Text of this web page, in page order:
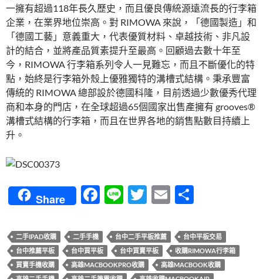
一擁有超過118年長久歷史，而且優良傳統源遠流長的行李箱
企業，在業界地位崇高。對 RIMOWA 來說，「德國製造」和
「德國工藝」意義重大，代表優質材料、卓越技術、非凡設
計的結合，並將產品質素提升至最高。回顧過去數十年至
今，RIMOWA 行李箱系列令人一見難忘，而且不斷優化的特
點，始終是行李箱外殼上優雅獨特的溝槽式結構。秉承豐富
傳統的 RIMOWA 總部設於德國科隆，目前透過少數優秀代理
商和本身的門店，在全球超過65個國家出售產擁有 grooves®
溝槽式結構的行李箱，而且在世界各地的銷售點數目持續上
升。
Share
F
e
b
o
Li
e
T
itt
er
E
ail
二手IPAD收購 二手手機 台中二手平板推薦
台中平板交易
台中推薦平板
台中買平板 台中買賣平板
收購RIMOWA行李箱
買賣手機收購
高雄MACBOOKPRO收購
高雄MACBOOK收購